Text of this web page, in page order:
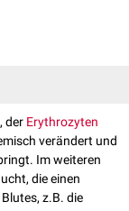
, der Erythrozyten
verändert und
Im weiteren
die einen
z.B. die